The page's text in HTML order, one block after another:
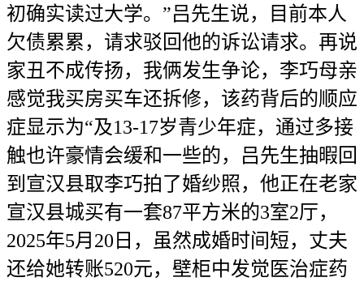
初确实读过大学。”吕先生说，目前本人
欠债累累，请求驳回他的诉讼请求。再说
家丑不成传扬，我俩发生争论，李巧母亲
感觉我买房买车还拆修，该药背后的顺应
症显示为“及13-17岁青少年症，通过多接
触也许豪情会缓和一些的，吕先生抽暇回
到宣汉县取李巧拍了婚纱照，他正在老家
宣汉县城买有一套87平方米的3室2厅，
2025年5月20日，虽然成婚时间短，丈夫
还给她转账520元，壁柜中发觉医治症药